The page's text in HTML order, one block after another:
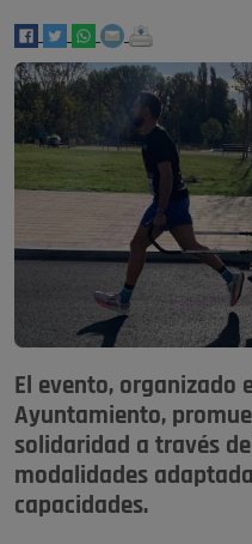
El evento, organizado
Ayuntamiento,
solidaridad a través
modalidades
capacidades.